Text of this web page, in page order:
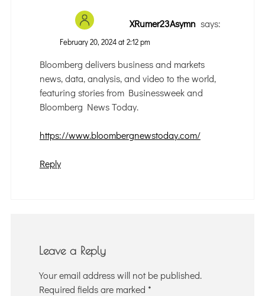
XRumer23Asymn says:
February 20, 2024 at 2:12 pm
Bloomberg delivers business and markets
news, data, analysis, and video to the world,
featuring stories from Businessweek and
Bloomberg News Today.
https://www.bloombergnewstoday.com/
Reply
Leave a Reply
Your email address will not be published.
Required fields are marked *